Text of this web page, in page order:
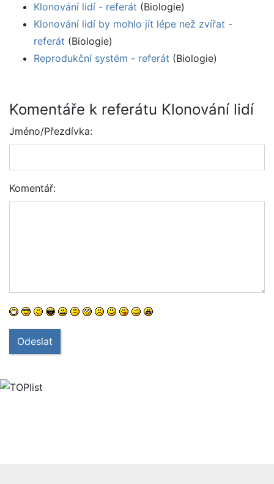
Klonování lidí - referát (Biologie)
Klonování lidí by mohlo jít lépe než zvířat -
referát (Biologie)
Reprodukční systém - referát (Biologie)
Komentáře k referátu Klonování lidí
Jméno/Přezdívka:
Komentář:
Odeslat